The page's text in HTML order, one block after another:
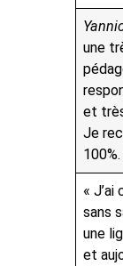
une
et
Je
100%.
« J’ai
sans
une
et